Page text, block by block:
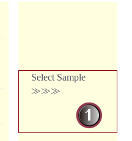
Select Sample
≫≫≫